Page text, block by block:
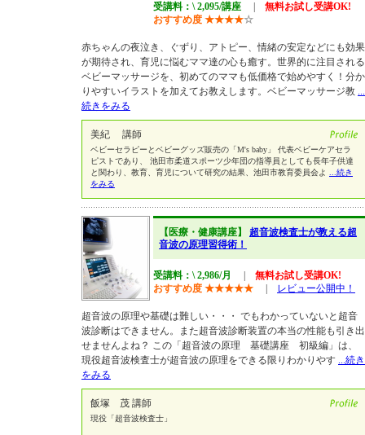
受講料：\ 2,095/講座
無料お試し受講OK!
おすすめ度 ★★★★☆
赤ちゃんの夜泣き、ぐずり、アトピー、情緒の安定などにも効果
が期待され、育児に悩むママ達の心も癒す。世界的に注目される
ベビーマッサージを、初めてのママも低価格で始めやすく！分か
りやすいイラストを加えてお教えします。ベビーマッサージ教 ...
続きをみる
美紀 講師
ベビーセラピーとベビーグッズ販売の「M's baby」 代表ベビーケアセラ
ピストであり、 池田市柔道スポーツ少年団の指導員としても長年子供達
と関わり、教育、育児について研究の結果、池田市教育委員会よ
...続き
をみる
【医療・健康講座】 超音波検査士が教える超
音波の原理習得術！
受講料：\ 2,986/月
無料お試し受講OK!
おすすめ度 ★★★★★ レビュー公開中！
超音波の原理や基礎は難しい・・・ でもわかっていないと超音
波診断はできません。また超音波診断装置の本当の性能も引き出
せませんよね？ この「超音波の原理 基礎講座 初級編」は、
現役超音波検査士が超音波の原理をできる限りわかりやす ...続き
をみる
飯塚 茂 講師
現役「超音波検査士」